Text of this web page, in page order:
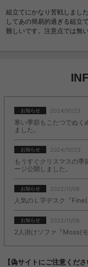
組立てにかなり苦戦しまし
してあの簡易的過ぎる組立
難しいです。注意点では無
お知らせ 2024/10/23
寒い季節もこたつでぬく
ました。
お知らせ 2024/10/23
もうすぐクリスマスの
ージ公開しました。
お知らせ 2022/11/08
人気のＬ字デスク『
お知らせ 2022/11/08
2人掛けソファ『Moss(
【偽サイトにご注意くださ